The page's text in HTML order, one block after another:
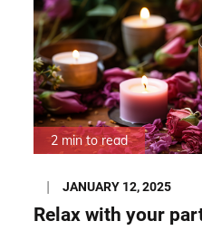
2 min to read
Posted
on
JANUARY 12, 2025
Relax with your